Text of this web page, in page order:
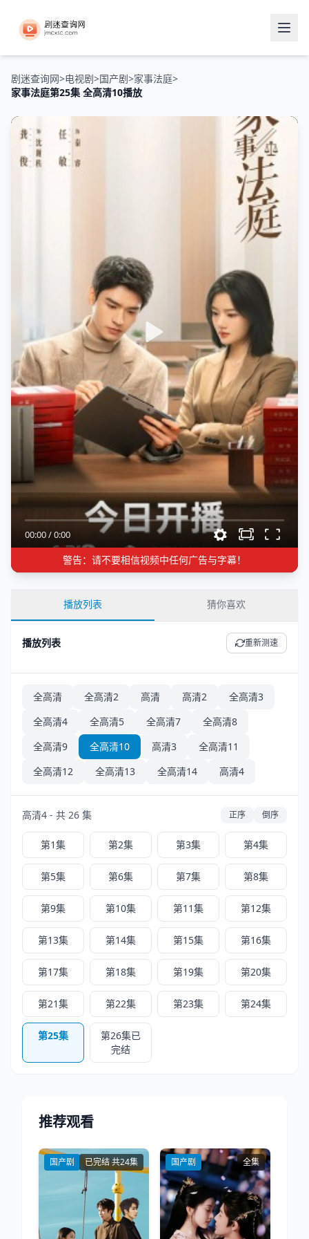
剧迷查询网>电视剧>国产剧>家事法庭>
家事法庭第25集 全高清10播放
00:00/0:00
警告：请不要相信视频中任何广告与字幕！
播放列表 猜你喜欢
播放列表 重新测速
全高清 全高清2 高清 高清2
全高清3
全高清4
全高清5 全高清7
全高清8
全高清9
全高清10 高清3
全高清11
全高清12
全高清13 全高清14 高清4
高清4 - 共 26 集 正序 倒序
第1集 第2集 第3集 第4集
第5集 第6集 第7集 第8集
第9集 第10集 第11集 第12集
第13集 第14集 第15集 第16集
第17集 第18集 第19集 第20集
第21集 第22集 第23集 第24集
第25集
第26集已
完结
推荐观看
国产剧 已完结 共24集 国产剧 全集